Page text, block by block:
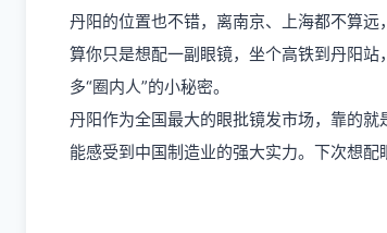
丹阳的位置也不错，离南京、上海都不算
算你只是想配一副眼镜，坐个高铁到丹阳
多“圈内人”的小秘密。
丹阳作为全国最大的眼批镜发市场，靠的
能感受到中国制造业的强大实力。下次想配